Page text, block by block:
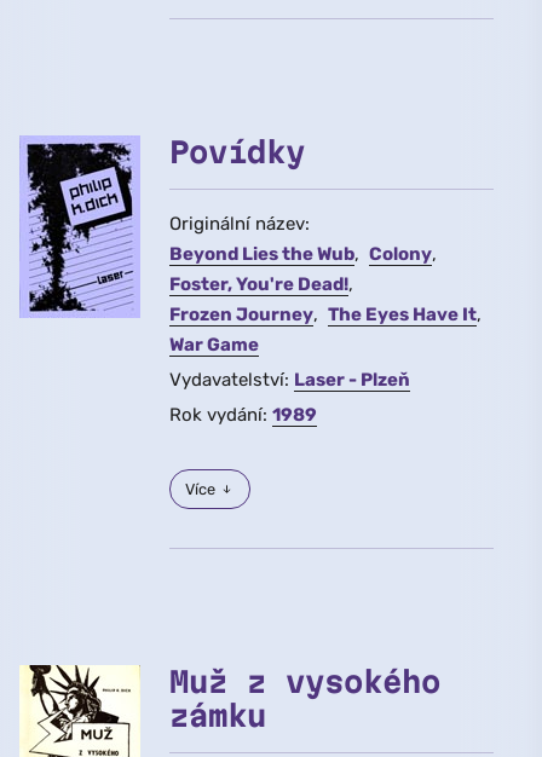
Povídky
Originální název:
Beyond Lies the Wub
Colony
Foster, You're Dead!
Frozen Journey
The Eyes Have It
War Game
Vydavatelství: Laser - Plzeň
Rok vydání: 1989
Více
Muž z vysokého
zámku